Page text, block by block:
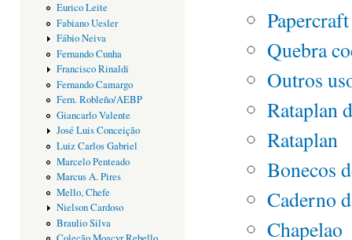
Eurico Leite
Fabiano Uesler
Fábio Neiva
Fernando Cunha
Francisco Rinaldi
Fernando Camargo
Fern. Robleño/AEBP
Giancarlo Valente
José Luis Conceição
Luiz Carlos Gabriel
Marcelo Penteado
Marcus A. Pires
Mello, Chefe
Nielson Cardoso
Braulio Silva
Quebra
Outros
Rataplan
Rataplan
Bonecos
Caderno
Chapelao